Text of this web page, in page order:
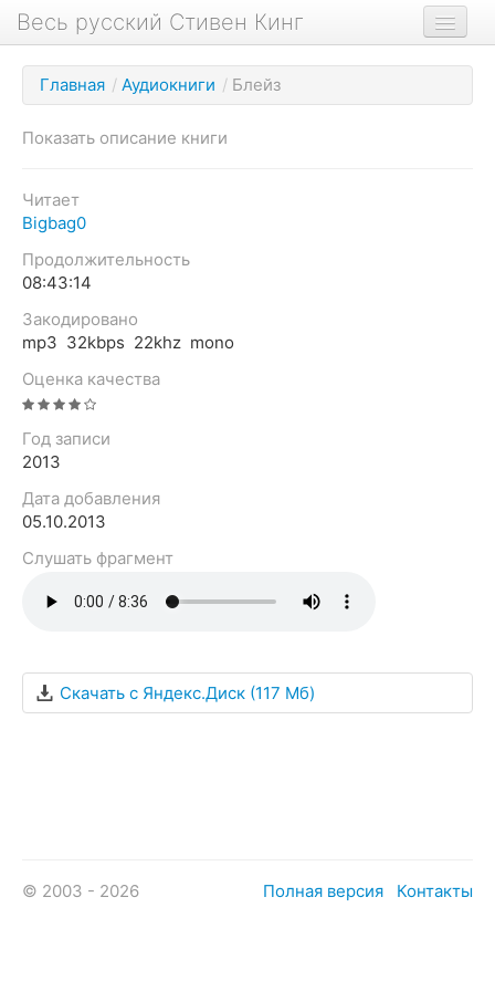
Весь русский Стивен Кинг
Книги
Фильмы
Аудиокниги
Новости Кинга
Биография
О проекте
Главная / Аудиокниги / Блейз
Показать описание книги
Читает
Bigbag0
Продолжительность
08:43:14
Закодировано
mp3 32kbps 22khz mono
Оценка качества
Год записи
2013
Дата добавления
05.10.2013
Слушать фрагмент
Скачать c Яндекс.Диск (117 Мб)
© 2003 - 2026 Полная версия Контакты